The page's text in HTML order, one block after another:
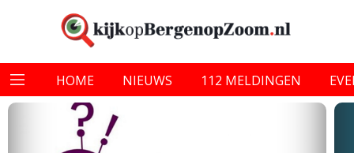
HOME NIEUWS 112 MELDINGEN